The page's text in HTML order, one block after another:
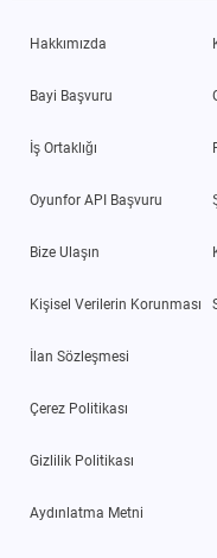
Hakkımızda
Bayi Başvuru
İş Ortaklığı
Oyunfor API Başvuru
Bize Ulaşın
Kişisel Verilerin Korunması
İlan Sözleşmesi
Çerez Politikası
Gizlilik Politikası
Aydınlatma Metni